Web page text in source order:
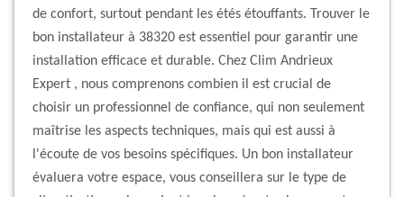
de confort, surtout pendant les étés étouffants. Trouver le
bon installateur à 38320 est essentiel pour garantir une
installation efficace et durable. Chez Clim Andrieux
Expert , nous comprenons combien il est crucial de
choisir un professionnel de confiance, qui non seulement
maîtrise les aspects techniques, mais qui est aussi à
l'écoute de vos besoins spécifiques. Un bon installateur
évaluera votre espace, vous conseillera sur le type de